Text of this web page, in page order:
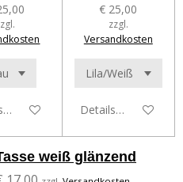
€ 25,00
zzgl.
Versandkosten
Details anzeigen
weiß glänzend